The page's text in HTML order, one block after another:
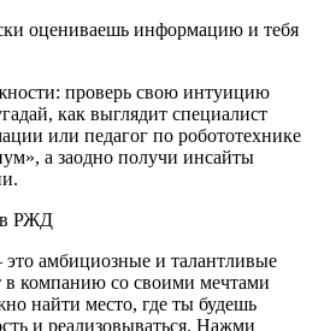
оцениваешь информацию и тебя
проверь свою интуицию
как выглядит специалист
или педагог по робототехнике
а заодно получи инсайты
в РЖД
амбициозные и талантливые
в компанию со своими мечтами
найти место, где ты будешь
и реализовываться. Нажми